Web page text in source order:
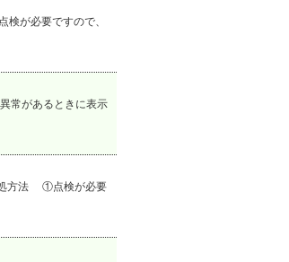
が必要ですので、
があるときに表示
処方法 ①点検が必要